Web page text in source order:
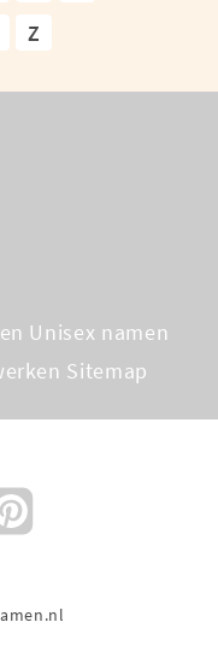
Z
Unisex namen
Sitemap